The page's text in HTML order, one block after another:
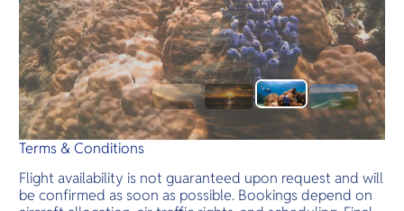
Terms & Conditions
Flight availability is not guaranteed upon request and will
be confirmed as soon as possible. Bookings depend on